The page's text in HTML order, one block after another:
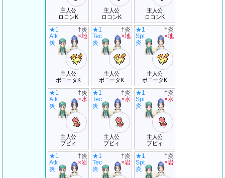
主人公
ロコンK
主人公
ロコンK
主人公
ロコンK
★1
Atk
炎
主人公
ポニータK
†炎
×地
★1
Tec
炎
主人公
ポニータK
†炎
×地
★1
Spt
炎
主人公
ポニータK
†炎
×地
★1
Atk
炎
主人公
ブビィ
†炎
×水
★1
Tec
炎
主人公
ブビィ
†炎
×水
★1
Spt
炎
主人公
ブビィ
†炎
×水
★1
Atk
炎
†炎
×岩
★1
Tec
炎
†炎
×岩
★1
Spt
炎
†炎
×岩